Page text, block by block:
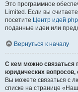
Это программное
Limited. Если вы
посетите Центр идей
поданные идеи или
Вернуться к началу
С кем можно связаться
юридических вопросов,
Вы можете связаться с
списке на странице